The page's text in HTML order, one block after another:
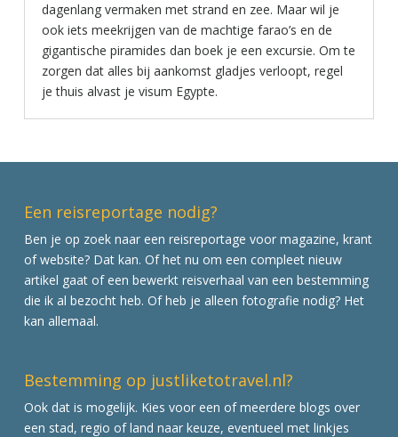
dagenlang vermaken met strand en zee. Maar wil je
ook iets meekrijgen van de machtige farao’s en de
gigantische piramides dan boek je een excursie. Om te
zorgen dat alles bij aankomst gladjes verloopt, regel
je thuis alvast je visum Egypte.
Een reisreportage nodig?
Ben je op zoek naar een reisreportage voor magazine, krant
of website? Dat kan. Of het nu om een compleet nieuw
artikel gaat of een bewerkt reisverhaal van een bestemming
die ik al bezocht heb. Of heb je alleen fotografie nodig? Het
kan allemaal.
Bestemming op justliketotravel.nl?
Ook dat is mogelijk. Kies voor een of meerdere blogs over
een stad, regio of land naar keuze, eventueel met linkjes